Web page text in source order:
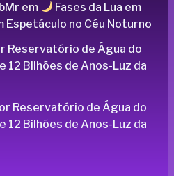
em
Fases da Lua em
Espetáculo no Céu Noturno
Reservatório de Água do
12 Bilhões de Anos-Luz da
Reservatório de Água do
12 Bilhões de Anos-Luz da